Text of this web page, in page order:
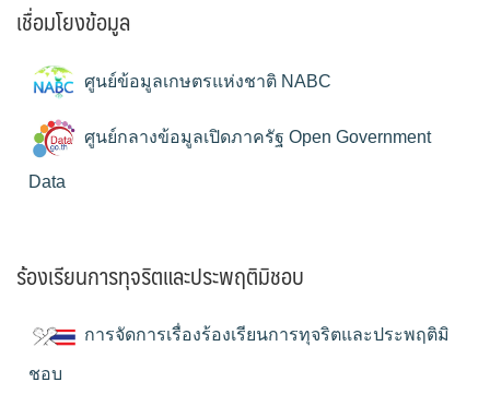
เชื่อมโยงข้อมูล
ศูนย์ข้อมูลเกษตรแห่งชาติ NABC
ศูนย์กลางข้อมูลเปิดภาครัฐ Open Government
Data
ร้องเรียนการทุจริตและประพฤติมิชอบ
การจัดการเรื่องร้องเรียนการทุจริตและประพฤติมิ
ชอบ